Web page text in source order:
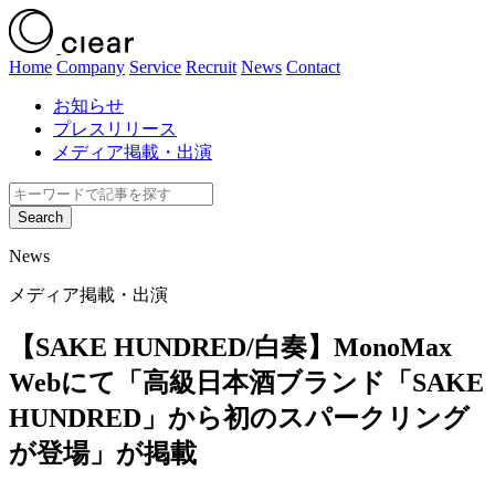
Home Company Service Recruit News Contact
お知らせ
プレスリリース
メディア掲載・出演
News
メディア掲載・出演
【SAKE HUNDRED/白奏】MonoMax
Webにて「高級日本酒ブランド「SAKE
HUNDRED」から初のスパークリング
が登場」が掲載